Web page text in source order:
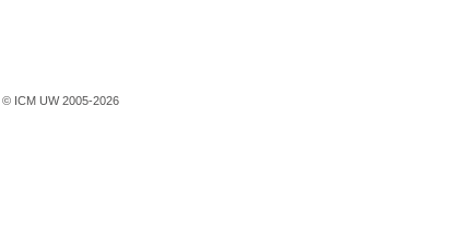
© ICM UW 2005-2026